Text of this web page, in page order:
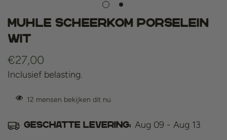
Muhle scheerkom porselein
wit
Normale
prijs
€27,00
Inclusief belasting.
12 mensen bekijken dit nu
Geschatte levering: Aug 09 - Aug 13